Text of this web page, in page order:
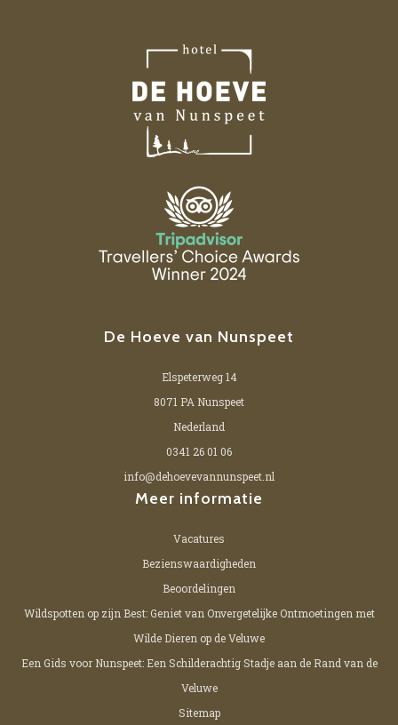
De Hoeve van Nunspeet
Elspeterweg 14
8071 PA Nunspeet
Nederland
0341 26 01 06
info@dehoevevannunspeet.nl
Meer informatie
Vacatures
Bezienswaardigheden
Beoordelingen
Wildspotten op zijn Best: Geniet van Onvergetelijke Ontmoetingen met
Wilde Dieren op de Veluwe
Een Gids voor Nunspeet: Een Schilderachtig Stadje aan de Rand van de
Veluwe
Sitemap